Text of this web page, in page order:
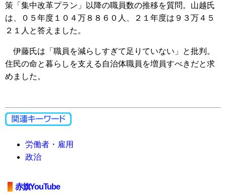
策「集中改革プラン」以降の職員数の推移を質問。山越氏
は、０５年度１０４万８８６０人、２１年度は９３万４５
２１人と答えました。
伊藤氏は「職員を減らしすぎて足りていない」と批判。
住民の命と暮らしを支える自治体職員を増員すべきだと求
めました。
労働者・雇用
政治
赤旗YouTube